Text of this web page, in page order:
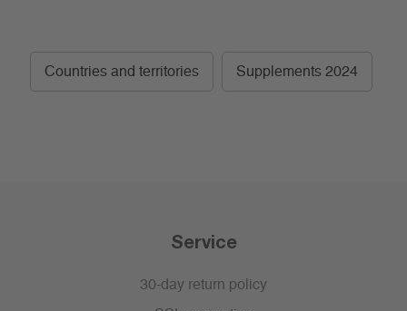
Countries and territories Supplements 2024
Service
30-day return policy